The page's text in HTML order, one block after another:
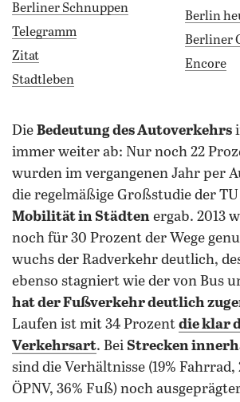
Berliner Schnuppen
Telegramm
Zitat
Stadtleben
Berlin
Berliner
Encore
Die Bedeutung des Autoverkehrs
immer weiter ab: Nur noch 22
wurden im vergangenen Jahr per
die regelmäßige Großstudie der
Mobilität in Städten ergab. 2013
noch für 30 Prozent der Wege
wuchs der Radverkehr deutlich,
ebenso stagniert wie der von Bus
hat der Fußverkehr deutlich
Laufen ist mit 34 Prozent die klar
Verkehrsart. Bei Strecken
sind die Verhältnisse (19% Fahrrad,
ÖPNV, 36% Fuß) noch